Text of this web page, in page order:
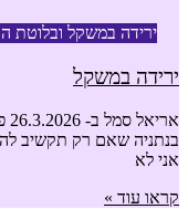
ירידה במשקל ובלוטת
ירידה במשקל
בנתניה שאם רק תקשיב
אני לא
קראו עוד »